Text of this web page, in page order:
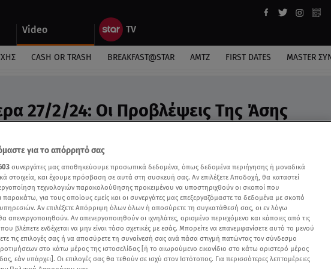
Video
CASH OR TRASH BREAKFAST@STAR ΑΜΤΖ FIRST DATES MASTER
27/2/24: Οι Προβλέψεις Της Άσης
της Άσης Μπήλιου στο Breakfast@Star
για το απόρρητό σας
συνεργάτες μας αποθηκεύουμε προσωπικά δεδομένα, όπως δεδομένα περιήγησης ή μοναδικά
στοιχεία, και έχουμε πρόσβαση σε αυτά στη συσκευή σας. Αν επιλέξετε Αποδοχή, θα καταστεί
τεχνολογιών παρακολούθησης προκειμένου να υποστηριχθούν οι σκοποί που
παρακάτω, για τους οποίους εμείς και οι συνεργάτες μας επεξεργαζόμαστε τα δεδομένα με σκοπό
Αν επιλέξετε Απόρριψη όλων όλων ή αποσύρετε τη συγκατάθεσή σας, οι εν λόγω
απενεργοποιηθούν. Αν απενεργοποιηθούν οι ιχνηλάτες, ορισμένο περιεχόμενο και κάποιες από τις
βλέπετε ενδέχεται να μην είναι τόσο σχετικές με εσάς. Μπορείτε να επανεμφανίσετε αυτό το μενού
τις επιλογές σας ή να αποσύρετε τη συναίνεσή σας ανά πάσα στιγμή πατώντας τον σύνδεσμο
στο κάτω μέρος της ιστοσελίδας [ή το αιωρούμενο εικονίδιο στο κάτω αριστερό μέρος
εάν υπάρχει]. Οι επιλογές σας θα τεθούν σε ισχύ στον Ιστότοπος. Για περισσότερες λεπτομέρειες